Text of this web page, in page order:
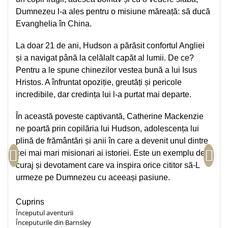
Teologie
A doua venire
Apologetica
Dogmatica
Istoria Bisericii
Misiune
Viata crestina
Contemporaneitate
Diverse
Lupta Spirituala
Schimbarea caracterului
Slujire
Viata din belsug
Viata de zi cu zi
Dumnezeu l-a ales pentru o misiune măreață: să ducă
Evanghelia în China.
La doar 21 de ani, Hudson a părăsit confortul Angliei
și a navigat până la celălalt capăt al lumii. De ce?
Pentru a le spune chinezilor vestea bună a lui Isus
Hristos. A înfruntat opoziție, greutăți și pericole
incredibile, dar credința lui l-a purtat mai departe.
În această poveste captivantă, Catherine Mackenzie
ne poartă prin copilăria lui Hudson, adolescența lui
plină de frământări și anii în care a devenit unul dintre
cei mai mari misionari ai istoriei. Este un exemplu de
curaj și devotament care va inspira orice cititor să-L
urmeze pe Dumnezeu cu aceeași pasiune.
Cuprins
Începutul aventurii
Începuturile din Barnsley